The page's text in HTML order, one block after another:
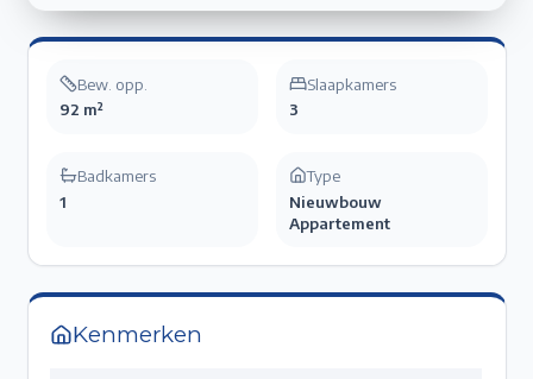
Bew. opp.
92 m²
Slaapkamers
3
Badkamers
1
Type
Nieuwbouw
Appartement
Kenmerken